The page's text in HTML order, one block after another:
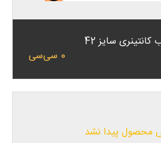
سایز 42
0 سی‌سی